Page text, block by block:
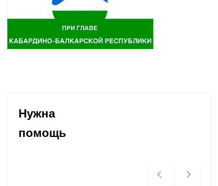
Нужна
помощь